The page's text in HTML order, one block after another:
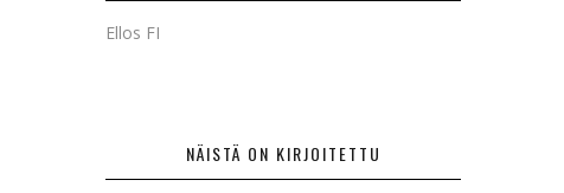
Ellos FI
NÄISTÄ ON KIRJOITETTU